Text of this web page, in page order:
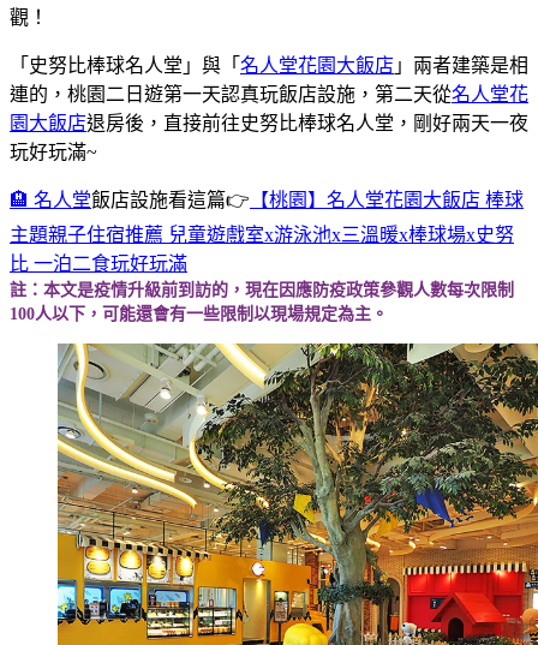
觀！
「史努比棒球名人堂」與「 名人堂花園大飯店 」兩者建築是相
連的，桃園二日遊第一天認真玩飯店設施，第二天從名人堂花
園大飯店退房後，直接前往史努比棒球名人堂，剛好兩天一夜
玩好玩滿~
🏨 名人堂飯店設施看這篇👉 【桃園】名人堂花園大飯店 棒球
主題親子住宿推薦 兒童遊戲室x游泳池x三溫暖x棒球場x史努
比 一泊二食玩好玩滿
註：本文是疫情升級前到訪的，現在因應防疫政策參觀人數每次限制
100人以下，可能還會有一些限制以現場規定為主。